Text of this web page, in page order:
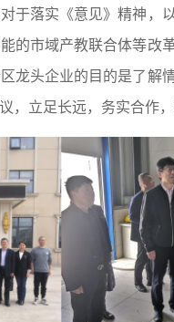
于落实《意见》精神，
的市域产教联合体等改
龙头企业的目的是了解
，立足长远，务实合作，